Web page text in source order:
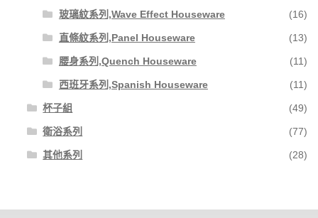
玻璃紋系列,Wave Effect Houseware (16)
直條紋系列,Panel Houseware (13)
腰身系列,Quench Houseware (11)
西班牙系列,Spanish Houseware (11)
杯子組 (49)
衛浴系列 (77)
其他系列 (28)